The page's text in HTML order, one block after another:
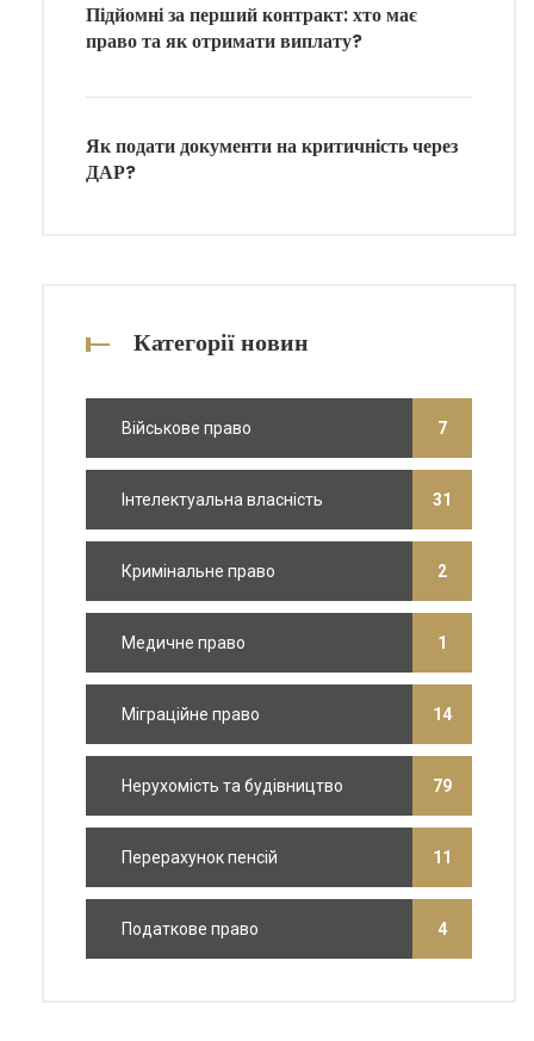
Підйомні за перший контракт: хто має
право та як отримати виплату?
Як подати документи на критичність через
ДАР?
Категорії новин
Військове право 7
Інтелектуальна власність 31
Кримінальне право 2
Медичне право 1
Міграційне право 14
Нерухомість та будівництво 79
Перерахунок пенсій 11
Податкове право 4